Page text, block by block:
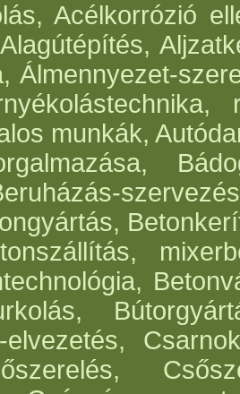
Acélkorrózió
Álmennyezet-
munkák,
elvezetés,